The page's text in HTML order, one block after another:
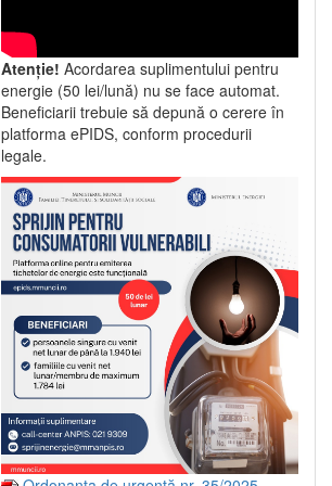
Atenție! Acordarea suplimentului pentru
energie (50 lei/lună) nu se face automat.
Beneficiarii trebuie să depună o cerere în
platforma ePIDS, conform procedurii
legale.